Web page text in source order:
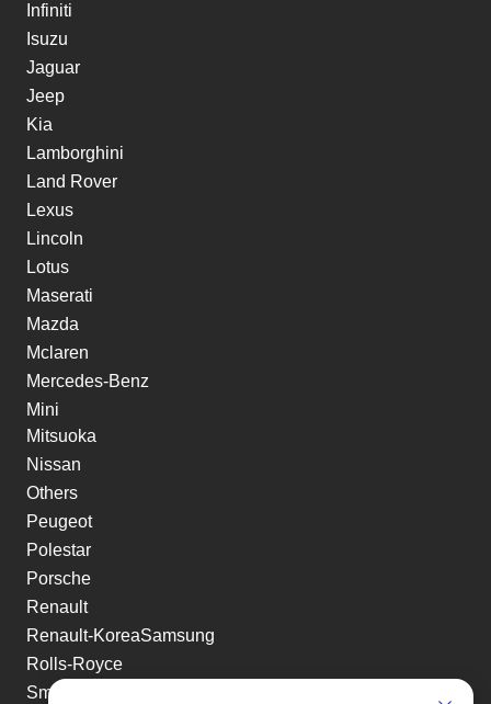
Infiniti
Isuzu
Jaguar
Jeep
Kia
Lamborghini
Land Rover
Lexus
Lincoln
Lotus
Maserati
Mazda
Mclaren
Mercedes-Benz
Mini
Mitsuoka
Nissan
Others
Peugeot
Polestar
Porsche
Renault
Renault-KoreaSamsung
Rolls-Royce
Smart